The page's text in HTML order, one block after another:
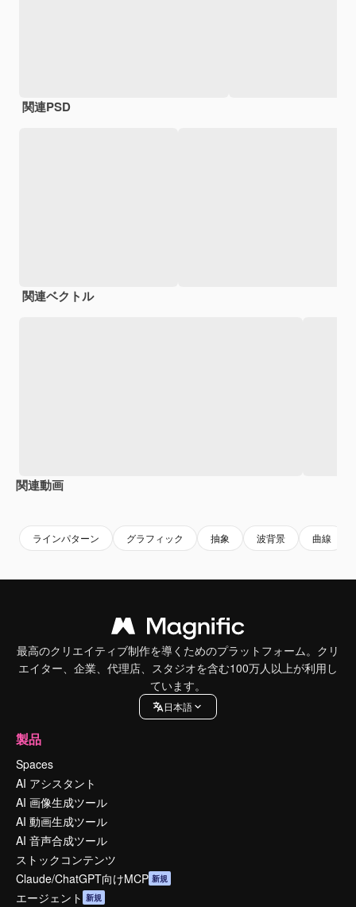
関連PSD
関連ベクトル
関連動画
ラインパターン グラフィック 抽象 波背景 曲線
最高のクリエイティブ制作を導くためのプラットフォーム。クリ
エイター、企業、代理店、スタジオを含む100万人以上が利用し
ています。
日本語
製品
Spaces
AI アシスタント
AI 画像生成ツール
AI 動画生成ツール
AI 音声合成ツール
ストックコンテンツ
Claude/ChatGPT向けMCP 新規
エージェント 新規